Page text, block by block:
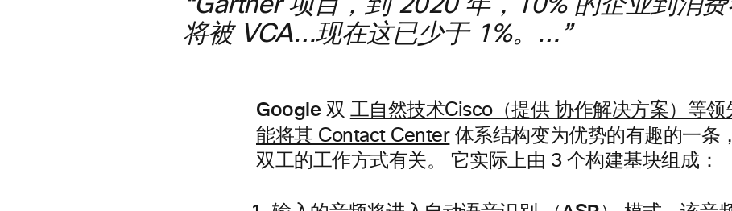
“Gartner 项目，到 2020 年，10% 的企业到消
将被 VCA…现在这已少于 1%。…”
Google 双 工自然技术Cisco（提供 协作解决方案）等领
能将其 Contact Center 体系结构变为优势的有趣的一条
双工的工作方式有关。 它实际上由 3 个构建基块组成：